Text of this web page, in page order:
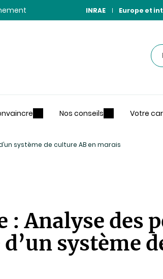
INRAE Europe et
Nos conseils Votre
système de culture AB en marais
Analyse des
système